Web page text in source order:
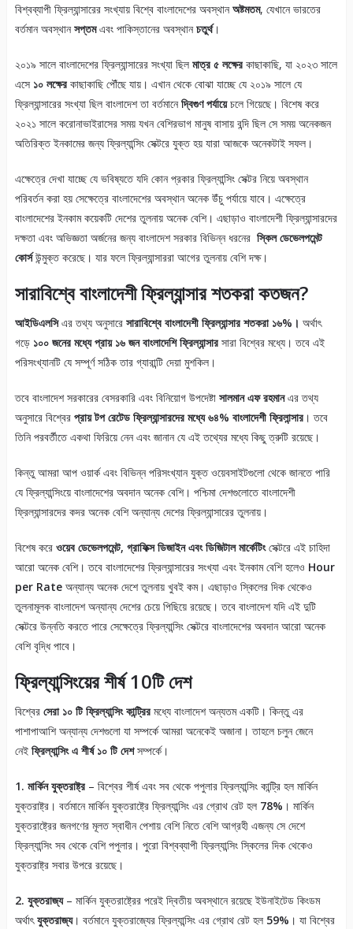
বিশ্বব্যাপী ফ্রিল্যান্সারের সংখ্যায় বিশ্বে বাংলাদেশের অবস্থানঅষ্টমতম, যেখানে ভারতের
বর্তমান অবস্থানসপ্তমএবং পাকিস্তানের অবস্থানচতুর্থ।
২০১৯ সালে বাংলাদেশের ফ্রিল্যান্সারের সংখ্যা ছিল মাত্র ৫ লক্ষের কাছাকাছি, যা ২০২৩ সালে
এসে ১০ লক্ষেরকাছাকাছি পৌঁছে যায়। এখান থেকে বোঝা যাচ্ছে যে ২০১৯ সালে যে
ফ্রিল্যান্সারের সংখ্যা ছিল বাংলাদেশ তা বর্তমানেদ্বিগুণ পর্যায়েচলে গিয়েছে। বিশেষ করে
২০২১ সালে করোনাভাইরাসের সময় যখন বেশিরভাগ মানুষ বাসায় বন্দি ছিল সে সময় অনেকজন
অতিরিক্ত ইনকামের জন্য ফ্রিল্যান্সিং সেক্টরে যুক্ত হয় যারা আজকে অনেকটাই সফল।
এক্ষেত্রে দেখা যাচ্ছে যে ভবিষ্যতে যদি কোন প্রকার ফ্রিল্যান্সিং সেক্টর নিয়ে অবস্থান
পরিবর্তন করা হয় সেক্ষেত্রে বাংলাদেশের অবস্থান অনেক উঁচু পর্যায়ে যাবে। এক্ষেত্রে
বাংলাদেশের ইনকাম কয়েকটি দেশের তুলনায় অনেক বেশি। এছাড়াও বাংলাদেশী ফ্রিল্যান্সারদের
দক্ষতা এবং অভিজ্ঞতা অর্জনের জন্য বাংলাদেশ সরকার বিভিন্ন ধরনের স্কিল ডেভেলপমেন্ট
কোর্সউন্মুক্ত করেছে। যার ফলে ফ্রিল্যান্সাররা আগের তুলনায় বেশি দক্ষ।
সারাবিশ্বে বাংলাদেশী ফ্রিল্যান্সার শতকরা কতজন?
আইডিএলসিএর তথ্য অনুসারে সারাবিশ্বে বাংলাদেশী ফ্রিল্যান্সার শতকরা ১৬%। অর্থাৎ
গড়ে ১০০ জনের মধ্যে প্রায় ১৬ জন বাংলাদেশি ফ্রিল্যান্সারসারা বিশ্বের মধ্যে। তবে এই
পরিসংখ্যানটি যে সম্পূর্ণ সঠিক তার গ্যারান্টি দেয়া মুশকিল।
তবে বাংলাদেশ সরকারের বেসরকারি এবং বিনিয়োগ উপদেষ্টা সালমান এফ রহমানএর তথ্য
অনুসারে বিশ্বের প্রায় টপ রেটেড ফ্রিল্যান্সারদের মধ্যে ৬৪% বাংলাদেশী ফ্রিলান্সার। তবে
তিনি পরবর্তীতে একথা ফিরিয়ে নেন এবং জানান যে এই তথ্যের মধ্যে কিছু ত্রুটি রয়েছে।
কিন্তু আমরা আপ ওয়ার্ক এবং বিভিন্ন পরিসংখ্যান যুক্ত ওয়েবসাইটগুলো থেকে জানতে পারি
যে ফ্রিল্যান্সিংয়ে বাংলাদেশের অবদান অনেক বেশি। পশ্চিমা দেশগুলোতে বাংলাদেশী
ফ্রিল্যান্সারদের কদর অনেক বেশি অন্যান্য দেশের ফ্রিল্যান্সারের তুলনায়।
বিশেষ করে ওয়েব ডেভেলপমেন্ট, গ্রাফিক্স ডিজাইন এবং ডিজিটাল মার্কেটিংসেক্টরে এই চাহিদা
আরো অনেক বেশি। তবে বাংলাদেশের ফ্রিল্যান্সারের সংখ্যা এবং ইনকাম বেশি হলেও Hour
per Rateঅন্যান্য অনেক দেশে তুলনায় খুবই কম। এছাড়াও স্কিলের দিক থেকেও
তুলনামূলক বাংলাদেশ অন্যান্য দেশের চেয়ে পিছিয়ে রয়েছে। তবে বাংলাদেশ যদি এই দুটি
সেক্টরে উন্নতি করতে পারে সেক্ষেত্রে ফ্রিল্যান্সিং সেক্টরে বাংলাদেশের অবদান আরো অনেক
বেশি বৃদ্ধি পাবে।
ফ্রিল্যান্সিংয়ের শীর্ষ 10টি দেশ
বিশ্বের সেরা ১০ টি ফ্রিল্যান্সিং কান্ট্রিরমধ্যে বাংলাদেশ অন্যতম একটি। কিন্তু এর
পাশাপাআশি অন্যান্য দেশগুলো যা সম্পর্কে আমরা অনেকেই অজানা। তাহলে চলুন জেনে
নেই ফ্রিল্যান্সিং এ শীর্ষ ১০ টি দেশসম্পর্কে।
1. মার্কিন যুক্তরাষ্ট্র– বিশ্বের শীর্ষ এবং সব থেকে পপুলার ফ্রিল্যান্সিং কান্ট্রি হল মার্কিন
যুক্তরাষ্ট্র। বর্তমানে মার্কিন যুক্তরাষ্ট্রে ফ্রিল্যান্সিং এর গ্রোথ রেট হল 78% । মার্কিন
যুক্তরাষ্ট্রের জনগণের মূলত স্বাধীন পেশায় বেশি নিতে বেশি আগ্রহী এজন্য সে দেশে
ফ্রিল্যান্সিং সব থেকে বেশি পপুলার। পুরো বিশ্বব্যাপী ফ্রিল্যান্সিং স্কিলের দিক থেকেও
যুক্তরাষ্ট্র সবার উপরে রয়েছে।
2. যুক্তরাজ্য– মার্কিন যুক্তরাষ্ট্রের পরেই দ্বিতীয় অবস্থানে রয়েছে ইউনাইটেড কিংডম
অর্থাৎযুক্তরাজ্য। বর্তমানে যুক্তরাজ্যের ফ্রিল্যান্সিং এর গ্রোথ রেট হল 59% । যা বিশ্বের